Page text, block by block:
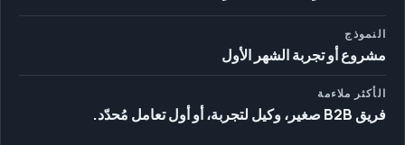
النموذج
مشروع أو تجربة الشهر الأول
الأكثر ملاءمة
فريق B2B صغير، وكيل لتجربة، أو أول تعامل مُحدّد.